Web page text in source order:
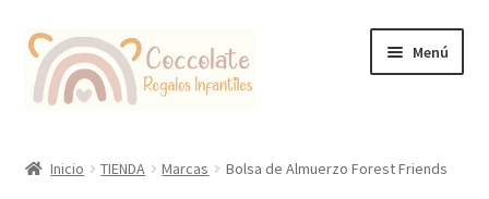
Ir
la
Ir
contenido
Menú
Inicio TIENDA Marcas Bolsa de Almuerzo Forest Friends